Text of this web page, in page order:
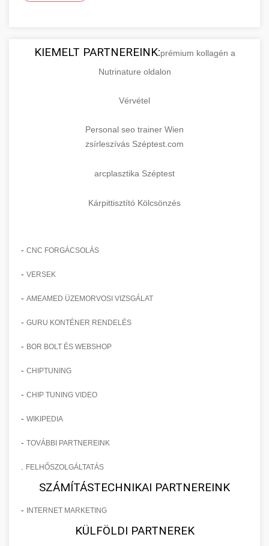
KIEMELT PARTNEREINK:prémium kollagén a
Nutrinature oldalon
Vérvétel
Personal seo trainer Wien
zsírleszívás Széptest.com
arcplasztika Széptest
Kárpittisztító Kölcsönzés
- CNC FORGÁCSOLÁS
- VERSEK
- AMEAMED ÜZEMORVOSI VIZSGÁLAT
- GURU KONTÉNER RENDELÉS
- BOR BOLT ÉS WEBSHOP
- CHIPTUNING
- CHIP TUNING VIDEO
- WIKIPEDIA
- TOVÁBBI PARTNEREINK
FELHŐSZOLGÁLTATÁS
SZÁMÍTÁSTECHNIKAI PARTNEREINK
- INTERNET MARKETING
KÜLFÖLDI PARTNEREK